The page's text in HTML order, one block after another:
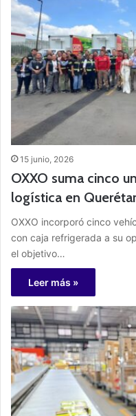
15 junio, 2026
OXXO suma cinco
logística en
OXXO incorporó cinco
con caja refrigerada a su
el objetivo…
Leer más »